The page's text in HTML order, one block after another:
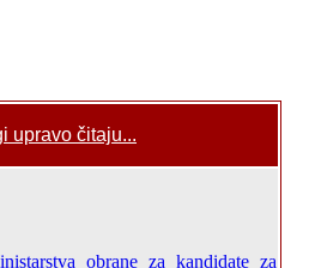
upravo čitaju...
obrane za kandidate za